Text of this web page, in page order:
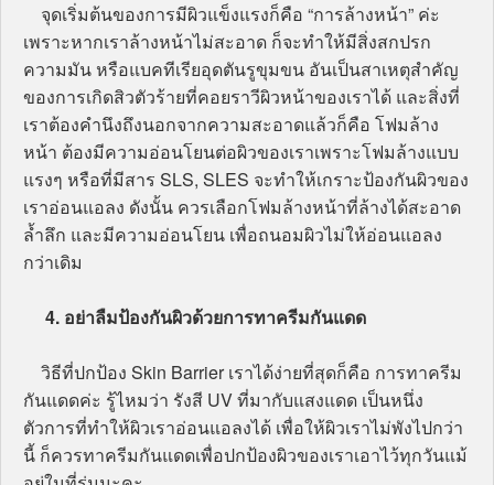
จุดเริ่มต้นของการมีผิวแข็งแรงก็คือ “การล้างหน้า” ค่ะ
เพราะหากเราล้างหน้าไม่สะอาด ก็จะทำให้มีสิ่งสกปรก
ความมัน หรือแบคทีเรียอุดตันรูขุมขน อันเป็นสาเหตุสำคัญ
ของการเกิดสิวตัวร้ายที่คอยราวีผิวหน้าของเราได้ และสิ่งที่
เราต้องคำนึงถึงนอกจากความสะอาดแล้วก็คือ โฟมล้าง
หน้า ต้องมีความอ่อนโยนต่อผิวของเราเพราะโฟมล้างแบบ
แรงๆ หรือที่มีสาร SLS, SLES จะทำให้เกราะป้องกันผิวของ
เราอ่อนแอลง ดังนั้น ควรเลือกโฟมล้างหน้าที่ล้างได้สะอาด
ล้ำลึก และมีความอ่อนโยน เพื่อถนอมผิวไม่ให้อ่อนแอลง
กว่าเดิม
4. อย่าลืมป้องกันผิวด้วยการทาครีมกันแดด
วิธีที่ปกป้อง Skin Barrier เราได้ง่ายที่สุดก็คือ การทาครีม
กันแดดค่ะ รู้ไหมว่า รังสี UV ที่มากับแสงแดด เป็นหนึ่ง
ตัวการที่ทำให้ผิวเราอ่อนแอลงได้ เพื่อให้ผิวเราไม่พังไปกว่า
นี้ ก็ควรทาครีมกันแดดเพื่อปกป้องผิวของเราเอาไว้ทุกวันแม้